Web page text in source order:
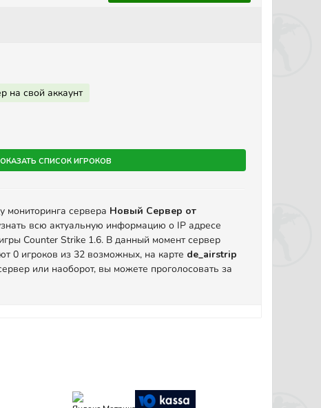
на свой аккаунт
список игроков
мониторинга сервера Новый Сервер от
всю актуальную информацию о IP адресе
Counter Strike 1.6. В данный момент сервер
0 игроков из 32 возможных, на карте de_airstrip
или наоборот, вы можете проголосовать за